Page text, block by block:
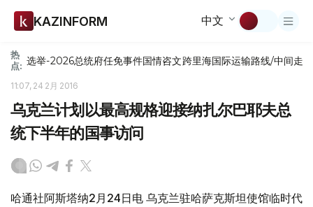
KAZINFORM 中文
热
点: 选举-2026总统府任免事件国情咨文跨里海国际运输路线/中间走廊
11:07, 24 2月 2016
乌克兰计划以最高规格迎接纳扎尔巴耶夫总
统下半年的国事访问
哈通社阿斯塔纳2月24日电 乌克兰驻哈萨克斯坦使馆临时代